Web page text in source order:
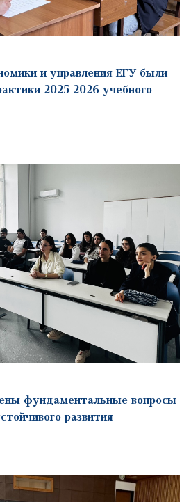
и управления ЕГУ были
2025-2026 учебного
фундаментальные вопросы
развития